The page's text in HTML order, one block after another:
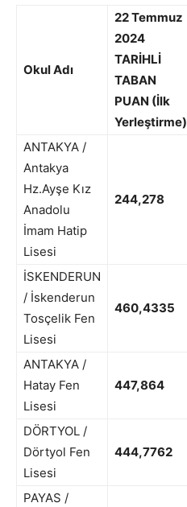
Okul Adı
22 Temmuz
2024
TARİHLİ
TABAN
PUAN (İlk
Yerleştirme)
ANTAKYA /
Antakya
Hz.Ayşe Kız
Anadolu
İmam Hatip
Lisesi
244,278
İSKENDERUN
/ İskenderun
Tosçelik Fen
Lisesi
460,4335
ANTAKYA /
Hatay Fen
Lisesi
447,864
DÖRTYOL /
Dörtyol Fen
Lisesi
444,7762
PAYAS /